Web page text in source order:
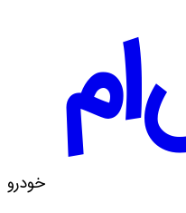
خودرو